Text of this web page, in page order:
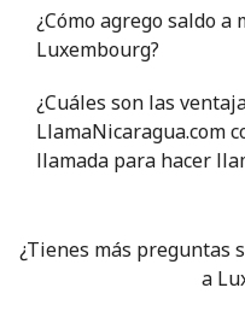
¿Cómo agrego saldo
Luxembourg?
¿Cuáles son las
LlamaNicaragua.com
llamada para hacer
¿Tienes más preguntas
a